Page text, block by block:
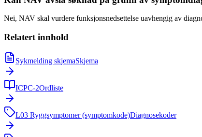
Nei, NAV skal vurdere funksjonsnedsettelse uavhengig av
Relatert innhold
Sykmelding skjemaSkjema
ICPC-2Ordliste
L03 Ryggsymptomer (symptomkode)Diagnosekoder